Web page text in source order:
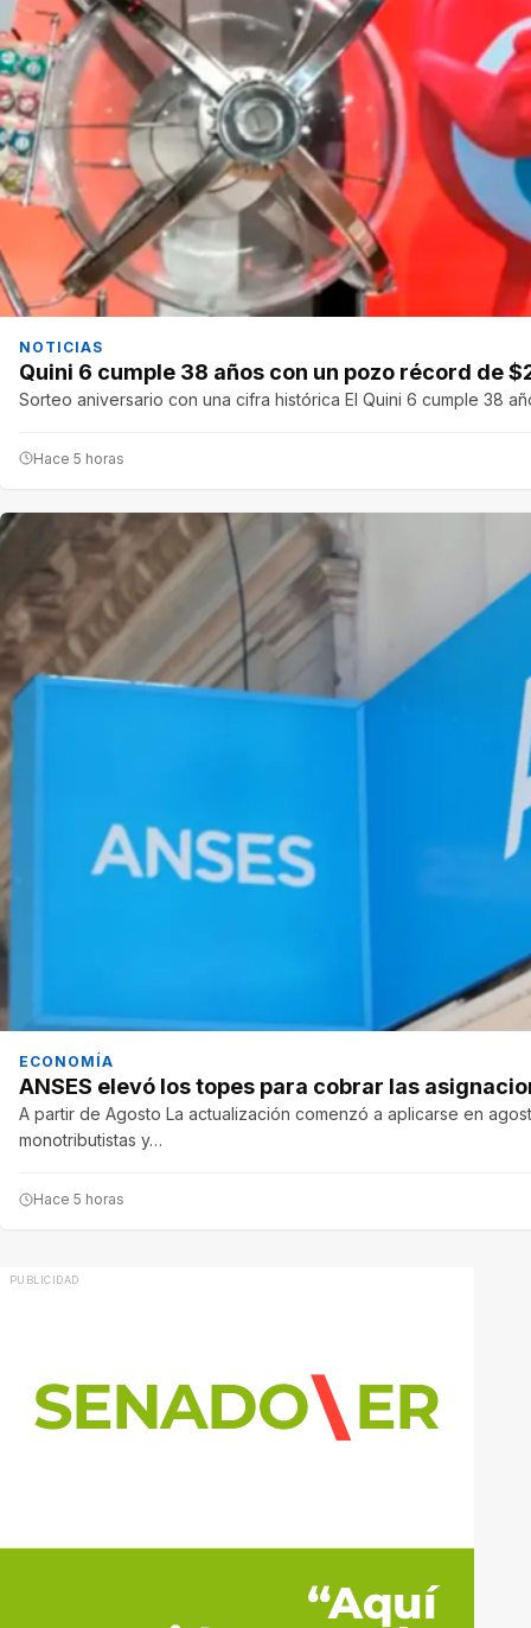
NOTICIAS
Quini 6 cumple 38 años con un pozo récord de
Sorteo aniversario con una cifra histórica El Quini 6 cumple 38
Hace 5 horas
ECONOMÍA
ANSES elevó los topes para cobrar las
A partir de Agosto La actualización comenzó a aplicarse en
monotributistas y…
Hace 5 horas